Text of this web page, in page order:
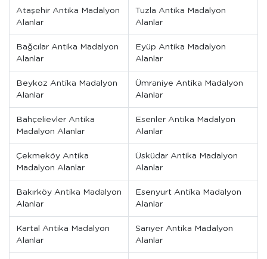
Ataşehir Antika Madalyon
Alanlar
Tuzla Antika Madalyon
Alanlar
Bağcılar Antika Madalyon
Alanlar
Eyüp Antika Madalyon
Alanlar
Beykoz Antika Madalyon
Alanlar
Ümraniye Antika Madalyon
Alanlar
Bahçelievler Antika
Madalyon Alanlar
Esenler Antika Madalyon
Alanlar
Çekmeköy Antika
Madalyon Alanlar
Üsküdar Antika Madalyon
Alanlar
Bakırköy Antika Madalyon
Alanlar
Esenyurt Antika Madalyon
Alanlar
Kartal Antika Madalyon
Alanlar
Sarıyer Antika Madalyon
Alanlar